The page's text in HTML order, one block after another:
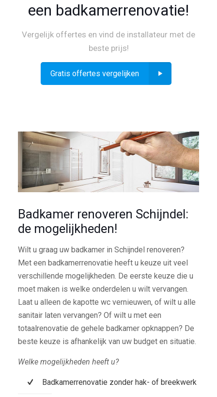
een badkamerrenovatie!
Vergelijk offertes en vind de installateur met de
beste prijs!
Gratis offertes vergelijken
Badkamer renoveren Schijndel:
de mogelijkheden!
Wilt u graag uw badkamer in Schijndel renoveren?
Met een badkamerrenovatie heeft u keuze uit veel
verschillende mogelijkheden. De eerste keuze die u
moet maken is welke onderdelen u wilt vervangen.
Laat u alleen de kapotte wc vernieuwen, of wilt u alle
sanitair laten vervangen? Of wilt u met een
totaalrenovatie de gehele badkamer opknappen? De
beste keuze is afhankelijk van uw budget en situatie.
Welke mogelijkheden heeft u?
Badkamerrenovatie zonder hak- of breekwerk